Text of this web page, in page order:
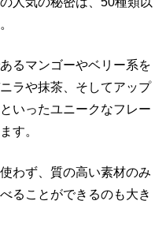
るマンゴーやベリー系を
ラや抹茶、そしてアップ
いったユニークなフレー
す。
わず、質の高い素材のみ
ることができるのも大き